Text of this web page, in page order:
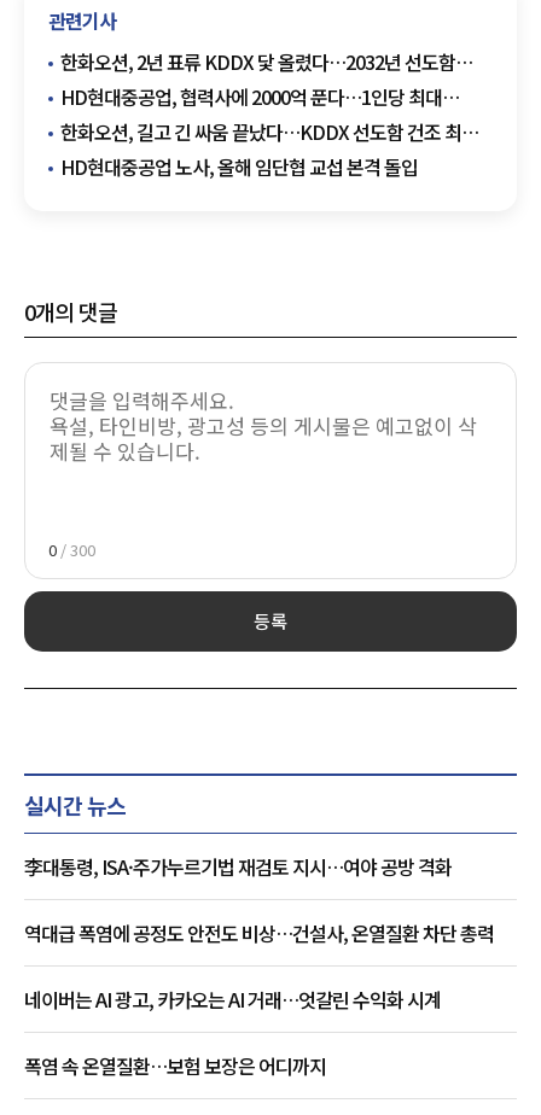
관련기사
한화오션, 2년 표류 KDDX 닻 올렸다…2032년 선도함
전력화
HD현대중공업, 협력사에 2000억 푼다…1인당 최대
1200만원 지급
한화오션, 길고 긴 싸움 끝났다…KDDX 선도함 건조 최종
확정
HD현대중공업 노사, 올해 임단협 교섭 본격 돌입
0개의 댓글
0 / 300
등록
실시간 뉴스
李대통령, ISA·주가누르기법 재검토 지시…여야 공방 격화
역대급 폭염에 공정도 안전도 비상…건설사, 온열질환 차단 총력
네이버는 AI 광고, 카카오는 AI 거래…엇갈린 수익화 시계
폭염 속 온열질환…보험 보장은 어디까지